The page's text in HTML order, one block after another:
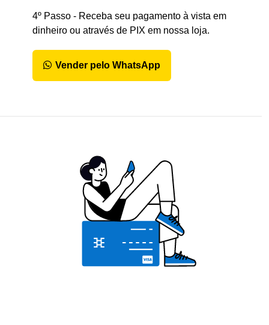
4º Passo - Receba seu pagamento à vista em
dinheiro ou através de PIX em nossa loja.
Vender pelo WhatsApp